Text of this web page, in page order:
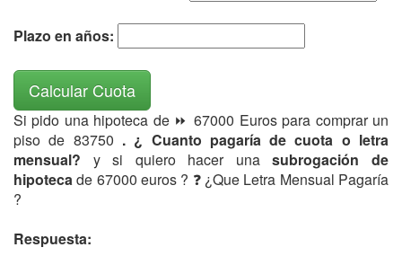
Plazo en años:
Calcular Cuota
Si pido una hipoteca de ⏩ 67000 Euros para comprar un
piso de 83750 . ¿ Cuanto pagaría de cuota o letra
mensual? y si quiero hacer unasubrogación de
hipotecade 67000 euros ? ❓ ¿Que Letra Mensual Pagaría
?
Respuesta: